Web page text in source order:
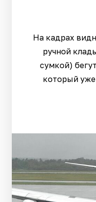
На кадрах
ручной
сумкой)
который уже